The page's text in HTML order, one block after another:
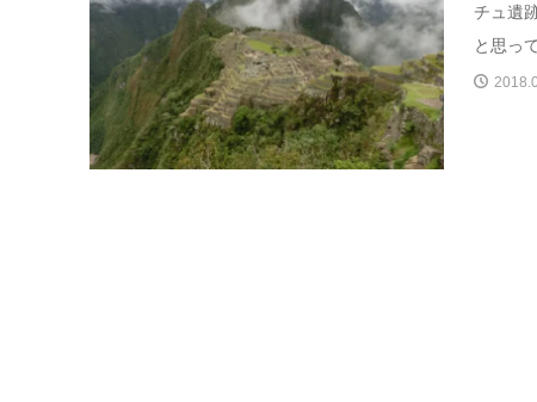
チュ遺
と思っ